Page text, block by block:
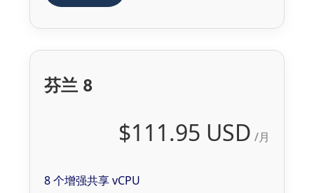
芬兰 8
$111.95 USD /月
8 个增强共享 vCPU